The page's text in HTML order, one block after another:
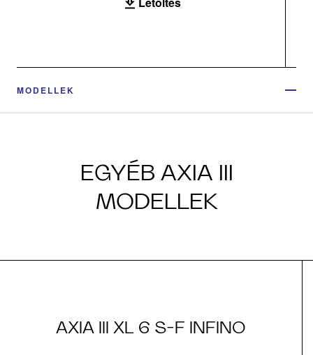
MODELLEK
EGYÉB AXIA III
MODELLEK
AXIA III XL 6 S-F INFINO